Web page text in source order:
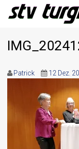
Patrick 12 Dez.